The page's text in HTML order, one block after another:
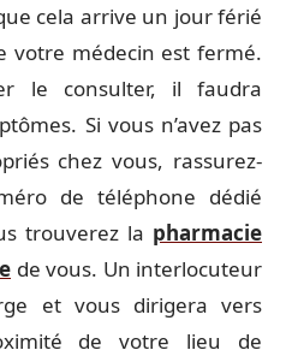
cela arrive un jour férié
votre médecin est fermé.
le consulter, il faudra
Si vous n’avez pas
chez vous, rassurez-
de téléphone dédié
trouverez la pharmacie
de vous. Un interlocuteur
et vous dirigera vers
de votre lieu de